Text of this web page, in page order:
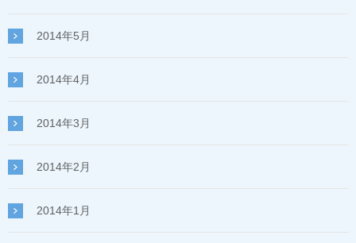
2014年5月
2014年4月
2014年3月
2014年2月
2014年1月